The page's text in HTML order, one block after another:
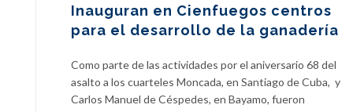
Inauguran en Cienfuegos centros
para el desarrollo de la ganadería
Como parte de las actividades por el aniversario 68 del
asalto a los cuarteles Moncada, en Santiago de Cuba, y
Carlos Manuel de Céspedes, en Bayamo, fueron